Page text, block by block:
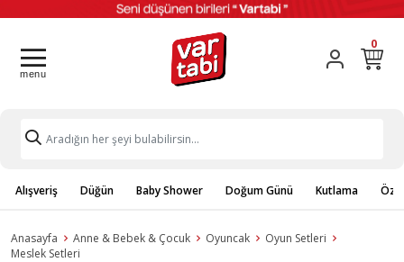
0
Alışveriş Düğün Baby Shower Doğum Günü Kutlama
Anasayfa Anne & Bebek & Çocuk Oyuncak
Oyun Setleri
Meslek Setleri